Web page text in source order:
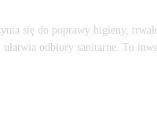
się do poprawy higieny,
odbiory sanitarne. To